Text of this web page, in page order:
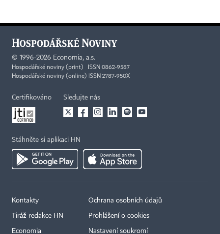
© 1996-2026 Economia, a.s.
Hospodářské noviny (print) ISSN 0862-9587
Hospodářské noviny (online) ISSN 2787-950X
Certifikováno Sledujte nás
Stáhněte si aplikaci HN
Kontakty
Tiráž redakce HN
Economia
Ochrana osobních údajů
Prohlášení o cookies
Nastavení soukromí